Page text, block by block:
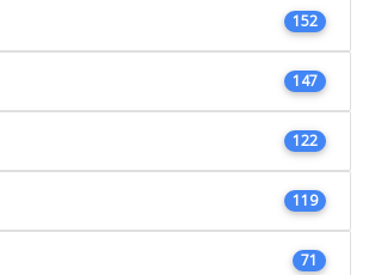
152
147
122
119
71